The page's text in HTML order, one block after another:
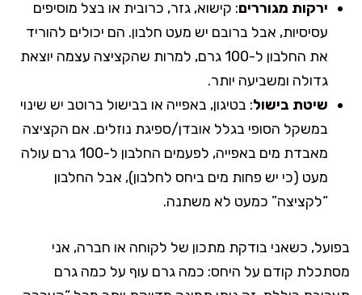
ירקות מגוררים: קישוא, גזר, כרובית או בצל מוסיפים
עסיסיות, אבל ברובם יש מעט חלבון. הם יכולים להוריד
את החלבון ל-100 גרם, למרות שהקציצה עצמה יוצאת
גדולה ומשביעה יותר.
שיטת בישול: בטיגון, באפייה או בבישול ברוטב יש שינוי
במשקל הסופי בגלל אובדן/ספיגת נוזלים. אם הקציצה
מאבדת מים באפייה, לפעמים החלבון ל-100 גרם עולה
מעט (כי יש פחות מים ביחס לחלבון), אבל החלבון
“לקציצה” כמעט לא משתנה.
בפועל, כשאני בודקת מתכון של לקוחה או חברה, אני
מסתכלת קודם על היחס: כמה גרם עוף על כמה גרם